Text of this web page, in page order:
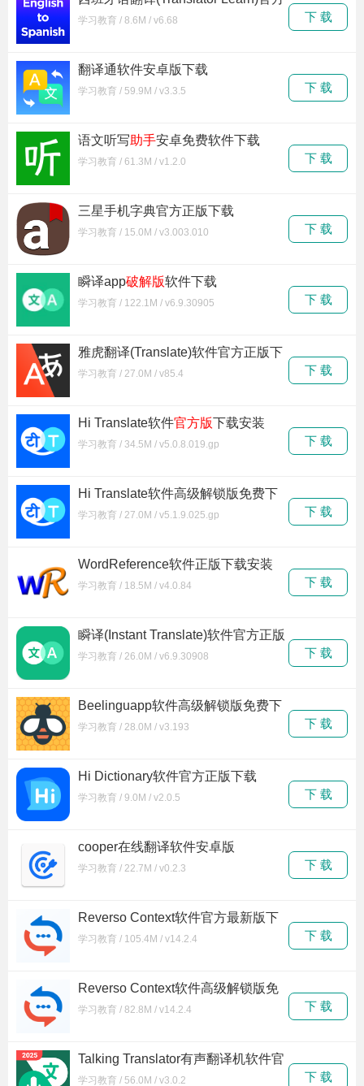
最新版下载
学习教育 / 8.6M / v6.68 下 载
翻译通软件安卓版下载
学习教育 / 59.9M / v3.3.5 下 载
语文听写助手安卓免费软件下载
学习教育 / 61.3M / v1.2.0 下 载
三星手机字典官方正版下载
学习教育 / 15.0M / v3.003.010 下 载
瞬译app破解版软件下载
学习教育 / 122.1M / v6.9.30905 下 载
雅虎翻译(Translate)软件官方正版下
载
学习教育 / 27.0M / v85.4 下 载
Hi Translate软件官方版下载安装
学习教育 / 34.5M / v5.0.8.019.gp 下 载
Hi Translate软件高级解锁版免费下
载
学习教育 / 27.0M / v5.1.9.025.gp 下 载
WordReference软件正版下载安装
学习教育 / 18.5M / v4.0.84 下 载
瞬译(Instant Translate)软件官方正版
下载
学习教育 / 26.0M / v6.9.30908 下 载
Beelinguapp软件高级解锁版免费下
载
学习教育 / 28.0M / v3.193 下 载
Hi Dictionary软件官方正版下载
学习教育 / 9.0M / v2.0.5 下 载
cooper在线翻译软件安卓版
学习教育 / 22.7M / v0.2.3 下 载
Reverso Context软件官方最新版下
载
学习教育 / 105.4M / v14.2.4 下 载
Reverso Context软件高级解锁版免
费下载
学习教育 / 82.8M / v14.2.4 下 载
Talking Translator有声翻译机软件官
方正版下载
学习教育 / 56.0M / v3.0.2 下 载